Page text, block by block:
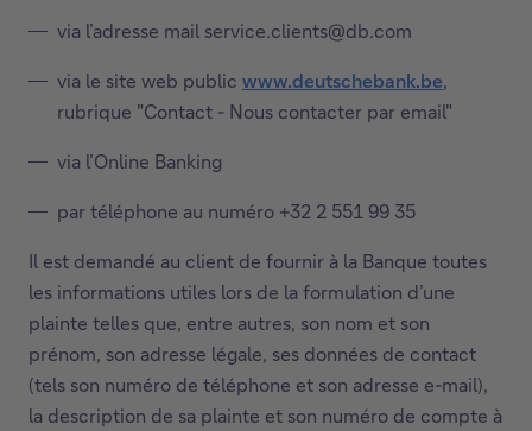
u
v
e
f
e
n
o
l
l
e
via l’adresse mail service.clients@db.com
via le site web public www.deutschebank.be,
rubrique "Contact - Nous contacter par email"
via l’Online Banking
par téléphone au numéro +32 2 551 99 35
Il est demandé au client de fournir à la Banque toutes
les informations utiles lors de la formulation d’une
plainte telles que, entre autres, son nom et son
prénom, son adresse légale, ses données de contact
(tels son numéro de téléphone et son adresse e-mail),
la description de sa plainte et son numéro de compte à